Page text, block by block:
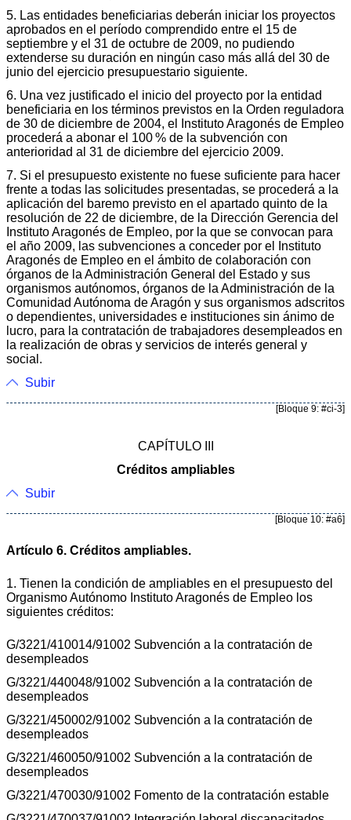
5. Las entidades beneficiarias deberán iniciar los proyectos
aprobados en el período comprendido entre el 15 de
septiembre y el 31 de octubre de 2009, no pudiendo
extenderse su duración en ningún caso más allá del 30 de
junio del ejercicio presupuestario siguiente.
6. Una vez justificado el inicio del proyecto por la entidad
beneficiaria en los términos previstos en la Orden reguladora
de 30 de diciembre de 2004, el Instituto Aragonés de Empleo
procederá a abonar el 100 % de la subvención con
anterioridad al 31 de diciembre del ejercicio 2009.
7. Si el presupuesto existente no fuese suficiente para hacer
frente a todas las solicitudes presentadas, se procederá a la
aplicación del baremo previsto en el apartado quinto de la
resolución de 22 de diciembre, de la Dirección Gerencia del
Instituto Aragonés de Empleo, por la que se convocan para
el año 2009, las subvenciones a conceder por el Instituto
Aragonés de Empleo en el ámbito de colaboración con
órganos de la Administración General del Estado y sus
organismos autónomos, órganos de la Administración de la
Comunidad Autónoma de Aragón y sus organismos adscritos
o dependientes, universidades e instituciones sin ánimo de
lucro, para la contratación de trabajadores desempleados en
la realización de obras y servicios de interés general y
social.
Subir
[Bloque 9: #ci-3]
CAPÍTULO III
Créditos ampliables
Subir
[Bloque 10: #a6]
Artículo 6. Créditos ampliables.
1. Tienen la condición de ampliables en el presupuesto del
Organismo Autónomo Instituto Aragonés de Empleo los
siguientes créditos:
G/3221/410014/91002 Subvención a la contratación de
desempleados
G/3221/440048/91002 Subvención a la contratación de
desempleados
G/3221/450002/91002 Subvención a la contratación de
desempleados
G/3221/460050/91002 Subvención a la contratación de
desempleados
G/3221/470030/91002 Fomento de la contratación estable